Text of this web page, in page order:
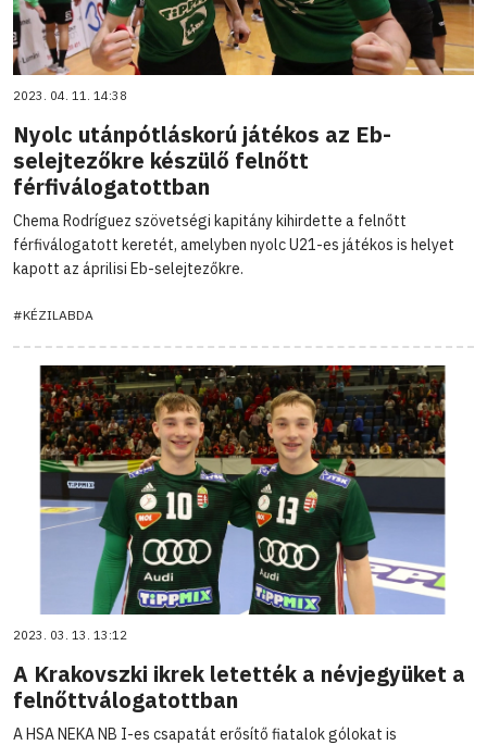
2023. 04. 11. 14:38
Nyolc utánpótláskorú játékos az Eb-
selejtezőkre készülő felnőtt
férfiválogatottban
Chema Rodríguez szövetségi kapitány kihirdette a felnőtt
férfiválogatott keretét, amelyben nyolc U21-es játékos is helyet
kapott az áprilisi Eb-selejtezőkre.
#KÉZILABDA
2023. 03. 13. 13:12
A Krakovszki ikrek letették a névjegyüket a
felnőttválogatottban
A HSA NEKA NB I-es csapatát erősítő fiatalok gólokat is